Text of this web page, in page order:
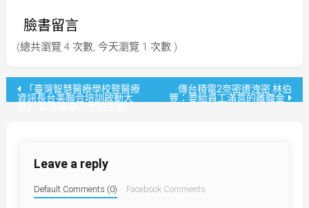
臉書留言
(總共瀏覽 4 次數, 今天瀏覽 1 次數 )
文 「臺灣智慧醫療學校暨醫療
資訊長台美聯合培訓啟動大
傳台積電2奈密遭洩密 林伯
豐：要給員工滿意的離職金
Leave a reply
Default Comments (0) Facebook Comments